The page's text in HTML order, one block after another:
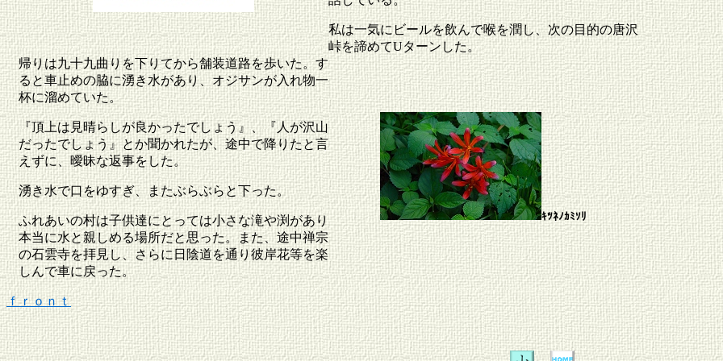
私は一気にビールを飲んで喉を潤し、次の目的の唐沢
峠を諦めてUターンした。
帰りは九十九曲りを下りてから舗装道路を歩いた。す
ると車止めの脇に湧き水があり、オジサンが入れ物一
杯に溜めていた。
『頂上は見晴らしが良かったでしょう』、『人が沢山
だったでしょう』とか聞かれたが、途中で降りたと言
えずに、曖昧な返事をした。
湧き水で口をゆすぎ、またぶらぶらと下った。
ふれあいの村は子供達にとっては小さな滝や渕があり
本当に水と親しめる場所だと思った。また、途中禅宗
の石雲寺を拝見し、さらに日陰道を通り彼岸花等を楽
しんで車に戻った。
ｷﾂﾈﾉｶﾐｿﾘ
ｆｒｏｎｔ